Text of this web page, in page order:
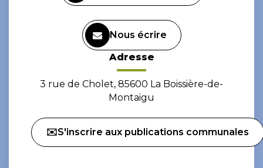
Nous écrire
Adresse
3 rue de Cholet, 85600 La Boissière-de-
Montaigu
✉️S'inscrire aux publications communales